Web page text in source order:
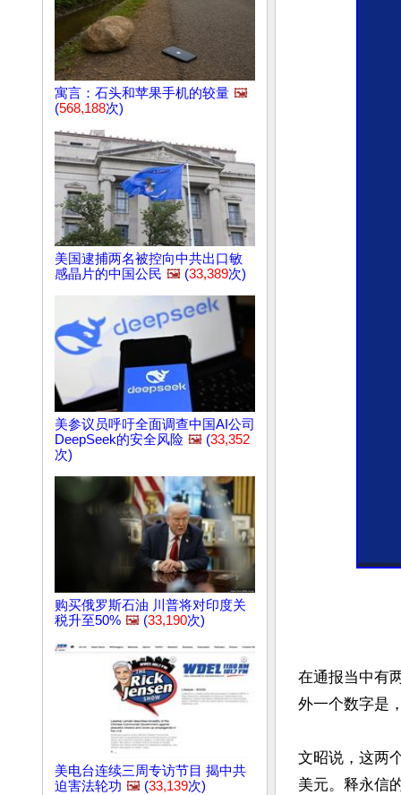
寓言：石头和苹果手机的较量 🖼️
(568,188次)
美国逮捕两名被控向中共出口敏
感晶片的中国公民 🖼️ (33,389次)
美参议员呼吁全面调查中国AI公司
DeepSeek的安全风险 🖼️ (33,352
次)
购买俄罗斯石油 川普将对印度关
税升至50% 🖼️ (33,190次)
美电台连续三周专访节目 揭中共
迫害法轮功 🖼️ (33,139次)
在通报当中有
外一个数字是
文昭说，这两
美元。释永信